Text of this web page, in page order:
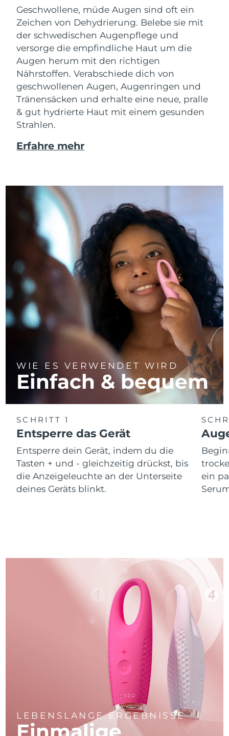
Geschwollene, müde Augen sind oft ein
Zeichen von Dehydrierung. Belebe sie mit
der schwedischen Augenpflege und
versorge die empfindliche Haut um die
Augen herum mit den richtigen
Nährstoffen. Verabschiede dich von
geschwollenen Augen, Augenringen und
Tränensäcken und erhalte eine neue, pralle
& gut hydrierte Haut mit einem gesunden
Strahlen.
Erfahre mehr
WIE ES VERWENDET WIRD
Einfach & bequem
SCHRITT 1
Entsperre das Gerät
Entsperre dein Gerät, indem du die
Tasten + und - gleichzeitig drückst, bis
die Anzeigeleuchte an der Unterseite
deines Geräts blinkt.
ein
LEBENSLANGE ERGEBNISSE